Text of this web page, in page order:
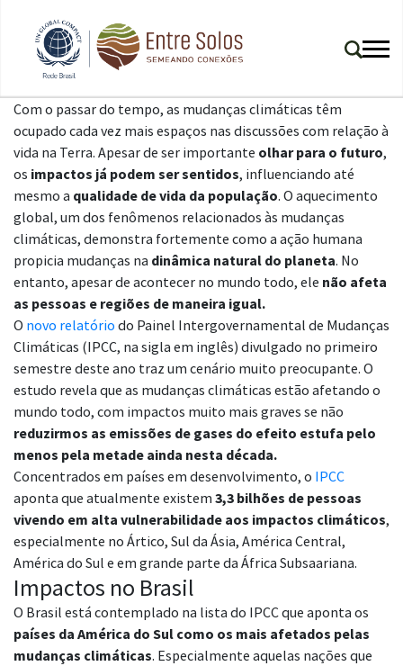
Com o passar do tempo, as mudanças climáticas têm
ocupado cada vez mais espaços nas discussões com relação à
vida na Terra. Apesar de ser importante olhar para o futuro,
os impactos já podem ser sentidos, influenciando até
mesmo a qualidade de vida da população. O aquecimento
global, um dos fenômenos relacionados às mudanças
climáticas, demonstra fortemente como a ação humana
propicia mudanças na dinâmica natural do planeta. No
entanto, apesar de acontecer no mundo todo, ele não afeta
as pessoas e regiões de maneira igual.
O novo relatório do Painel Intergovernamental de Mudanças
Climáticas (IPCC, na sigla em inglês) divulgado no primeiro
semestre deste ano traz um cenário muito preocupante. O
estudo revela que as mudanças climáticas estão afetando o
mundo todo, com impactos muito mais graves se não
reduzirmos as emissões de gases do efeito estufa pelo
menos pela metade ainda nesta década.
Concentrados em países em desenvolvimento, o IPCC
aponta que atualmente existem 3,3 bilhões de pessoas
vivendo em alta vulnerabilidade aos impactos climáticos,
especialmente no Ártico, Sul da Ásia, América Central,
América do Sul e em grande parte da África Subsaariana.
Impactos no Brasil
O Brasil está contemplado na lista do IPCC que aponta os
países da América do Sul como os mais afetados pelas
mudanças climáticas. Especialmente aquelas nações que